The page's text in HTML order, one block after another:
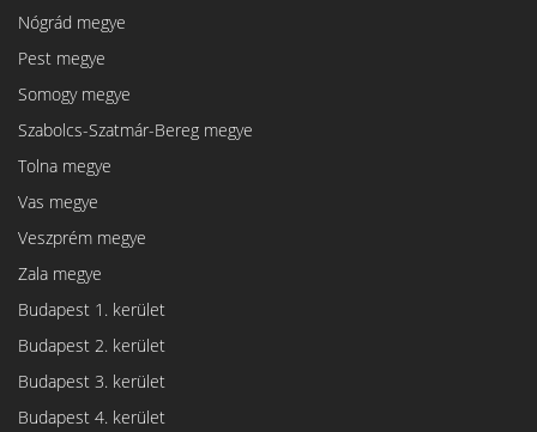
Nógrád megye
Pest megye
Somogy megye
Szabolcs-Szatmár-Bereg megye
Tolna megye
Vas megye
Veszprém megye
Zala megye
Budapest 1. kerület
Budapest 2. kerület
Budapest 3. kerület
Budapest 4. kerület